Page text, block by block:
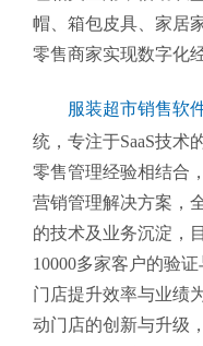
帽、箱包皮具、家居
零售商家实现数字化
服装超市销售软
统 ，专注于SaaS技
零售管理经验相结合
营销管理解决方案，
的技术及业务沉淀，
10000多家客户的验
门店提升效率与业绩
动门店的创新与升级